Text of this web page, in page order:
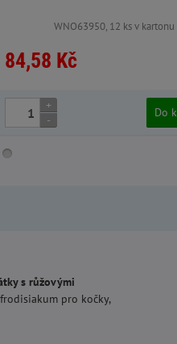
WNO63950, 12 ks v kartonu
84,58 Kč
+
-
Do
s růžovými
pro kočky,